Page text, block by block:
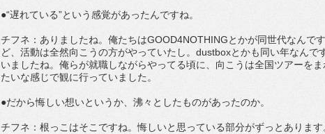
●“遅れている”という感覚があったんですね。
チフネ：ありましたね。俺たちはGOOD4NOTHINGとかが同世代なんで
ど、活動は全然向こうの方がやっていたし。dustboxとかも同い年なんで
いましたね。俺らが就職しながらやってる頃に、向こうは全国ツアーを
たいな感じで観に行っていました。
●だから悔しい想いというか、沸々としたものがあったのか。
チフネ：根っこはそこですね。悔しいと思っている部分がずっとあります